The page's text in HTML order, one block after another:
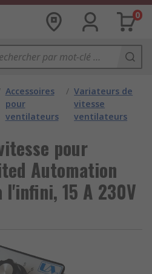
0
Accessoires
pour
ventilateurs
/ Variateurs de
vitesse
ventilateurs
pour
Automation
l'infini, 15 A 230V